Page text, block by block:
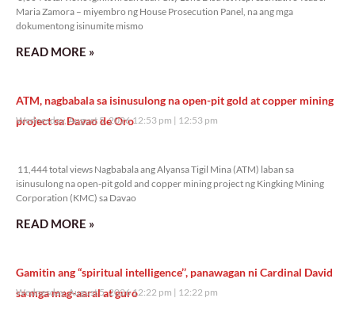
Maria Zamora – miyembro ng House Prosecution Panel, na ang mga
dokumentong isinumite mismo
READ MORE »
ATM, nagbabala sa isinusulong na open-pit gold at copper mining
project sa Davao de Oro
Wednesday, August 5, 2026 12:53 pm 12:53 pm
11,444 total views Nagbabala ang Alyansa Tigil Mina (ATM) laban sa
isinusulong na open-pit gold and copper mining project ng Kingking Mining
Corporation (KMC) sa Davao
READ MORE »
Gamitin ang “spiritual intelligence’’, panawagan ni Cardinal David
sa mga mag-aaral at guro
Wednesday, August 5, 2026 12:22 pm 12:22 pm